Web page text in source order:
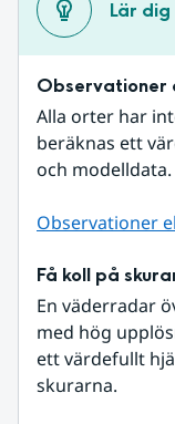
Lär dig
Observationer
Alla orter har
beräknas ett
och modelldata.
Observationer
Få koll på
En väderradar
med hög
ett värdefullt
skurarna.